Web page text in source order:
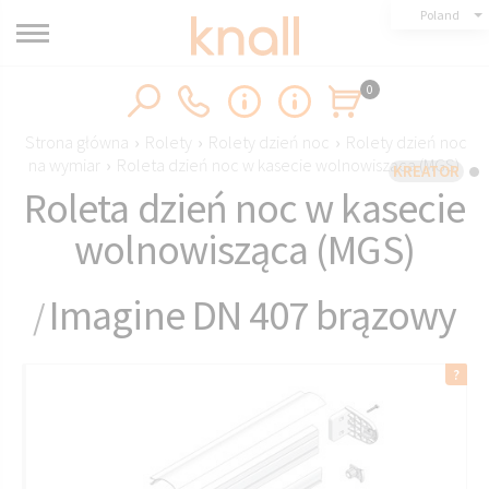
KREATOR
Poland
0
Strona główna › Rolety › Rolety dzień noc › Rolety dzień noc
na wymiar › Roleta dzień noc w kasecie wolnowisząca (MGS)
Roleta dzień noc w kasecie
wolnowisząca (MGS)
/Imagine DN 407 brązowy